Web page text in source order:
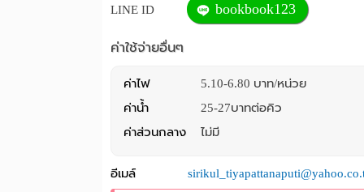
LINE ID bookbook123
ค่าใช้จ่ายอื่นๆ
ค่าไฟ
5.10-6.80 บาท/หน่วย
ค่าน้ำ
25-27บาทต่อคิว
ค่าส่วนกลาง
ไม่มี
อีเมล์